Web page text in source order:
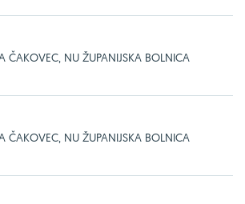
ČAKOVEC, NU ŽUPANIJSKA BOLNICA
ČAKOVEC, NU ŽUPANIJSKA BOLNICA